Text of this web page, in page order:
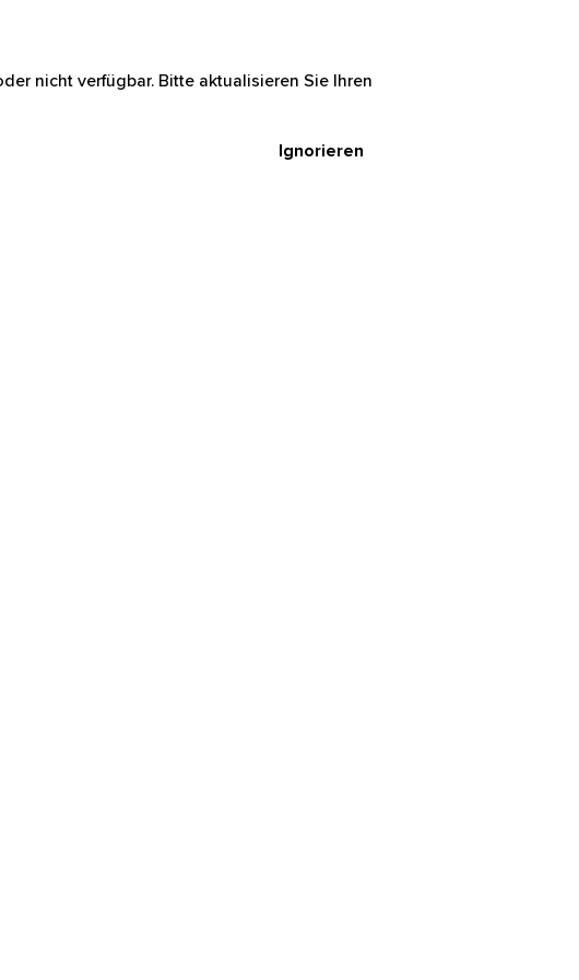
nicht verfügbar. Bitte aktualisieren Sie Ihren
Ignorieren